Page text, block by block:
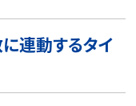
連動するタイ